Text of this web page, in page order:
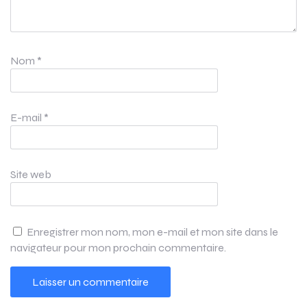
Nom *
E-mail *
Site web
Enregistrer mon nom, mon e-mail et mon site dans le
navigateur pour mon prochain commentaire.